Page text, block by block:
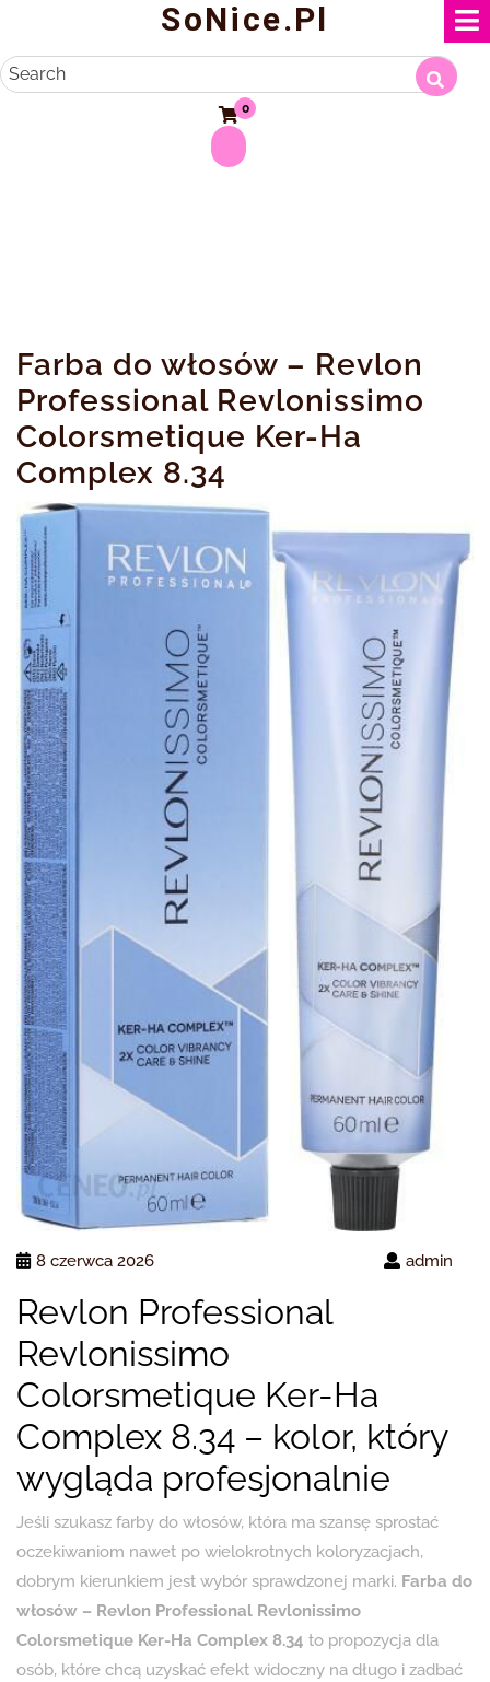
content
SoNice.pl
Search
0
Farba do włosów – Revlon
Professional Revlonissimo
Colorsmetique Ker-Ha
Complex 8.34
8 czerwca 2026 admin
Revlon Professional
Revlonissimo
Colorsmetique Ker-Ha
Complex 8.34 – kolor, który
wygląda profesjonalnie
Jeśli szukasz farby do włosów, która ma szansę sprostać
oczekiwaniom nawet po wielokrotnych koloryzacjach,
dobrym kierunkiem jest wybór sprawdzonej marki. Farba do
włosów – Revlon Professional Revlonissimo
Colorsmetique Ker-Ha Complex 8.34 to propozycja dla
osób, które chcą uzyskać efekt widoczny na długo i zadbać